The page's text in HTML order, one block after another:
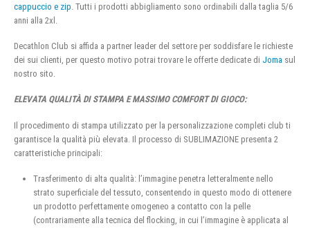
cappuccio e zip . Tutti i prodotti abbigliamento sono ordinabili dalla taglia 5/6
anni alla 2xl.
Decathlon Club si affida a partner leader del settore per soddisfare le richieste
dei sui clienti, per questo motivo potrai trovare le offerte dedicate di Joma sul
nostro sito.
ELEVATA QUALITÀ DI STAMPA E MASSIMO COMFORT DI GIOCO:
Il procedimento di stampa utilizzato per la personalizzazione completi club ti
garantisce la qualità più elevata. Il processo di SUBLIMAZIONE presenta 2
caratteristiche principali:
Trasferimento di alta qualità: l’immagine penetra letteralmente nello
strato superficiale del tessuto, consentendo in questo modo di ottenere
un prodotto perfettamente omogeneo a contatto con la pelle
(contrariamente alla tecnica del flocking, in cui l’immagine è applicata al